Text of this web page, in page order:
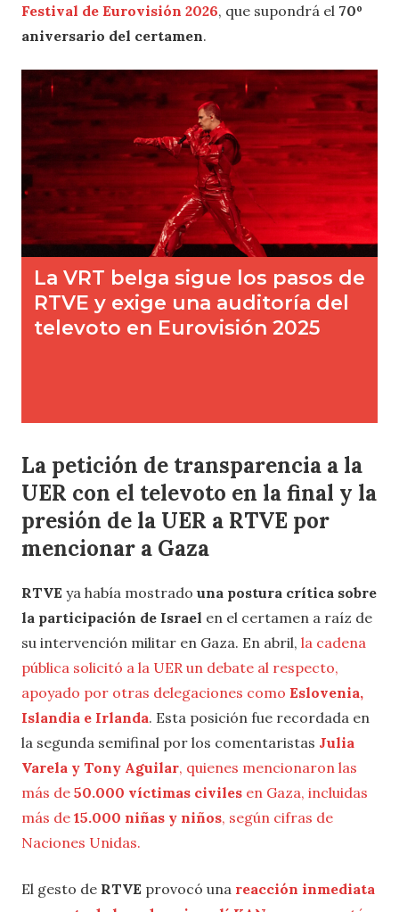
Festival de Eurovisión 2026, que supondrá el 70º
aniversario del certamen.
La petición de transparencia a la
UER con el televoto en la final y la
presión de la UER a RTVE por
mencionar a Gaza
RTVE ya había mostrado una postura crítica sobre
la participación de Israel en el certamen a raíz de
su intervención militar en Gaza. En abril, la cadena
pública solicitó a la UER un debate al respecto,
apoyado por otras delegaciones como Eslovenia,
Islandia e Irlanda. Esta posición fue recordada en
la segunda semifinal por los comentaristas Julia
Varela y Tony Aguilar, quienes mencionaron las
más de 50.000 víctimas civiles en Gaza, incluidas
más de 15.000 niñas y niños, según cifras de
Naciones Unidas.
El gesto de RTVE provocó una reacción inmediata